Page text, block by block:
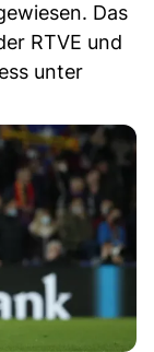
Das
RTVE und
unter